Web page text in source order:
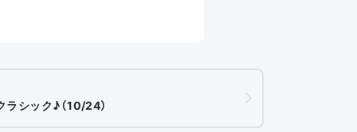
シック♪（10/24）